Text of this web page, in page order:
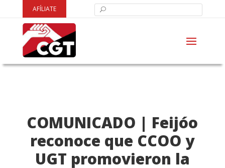
AFÍLIATE
COMUNICADO | Feijóo
reconoce que CCOO y
UGT promovieron la